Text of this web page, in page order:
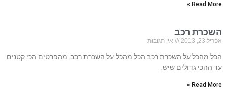
Read More »
השכרת רכב
אפריל 23, 2013 אין תגובות
הכל מהכל על השכרת רכב הכל מהכל על השכרת רכב. מהפרטים הכי קטנים
עד ההכי גדולים שיש.
Read More »